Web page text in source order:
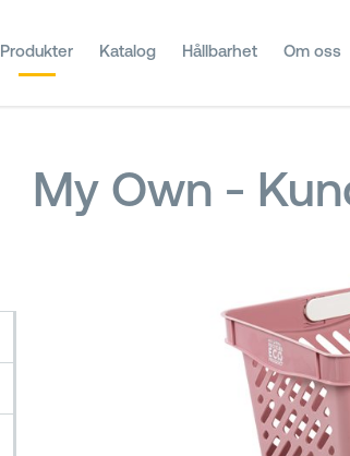
Produkter Katalog Hållbarhet Om oss
My Own -